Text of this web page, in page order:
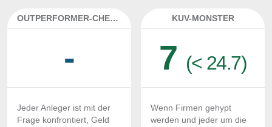
OUTPERFORMER-CHECK
-
Jeder Anleger ist mit der
Frage konfrontiert, Geld
KUV-MONSTER
7 (< 24.7)
Wenn Firmen gehypt
werden und jeder um die